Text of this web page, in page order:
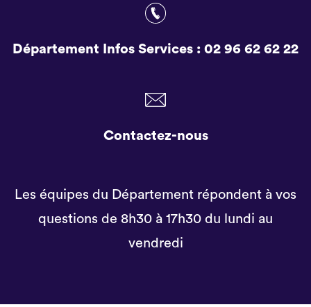
Département Infos Services : 02 96 62 62 22
Contactez-nous
Les équipes du Département répondent à vos
questions de 8h30 à 17h30 du lundi au
vendredi